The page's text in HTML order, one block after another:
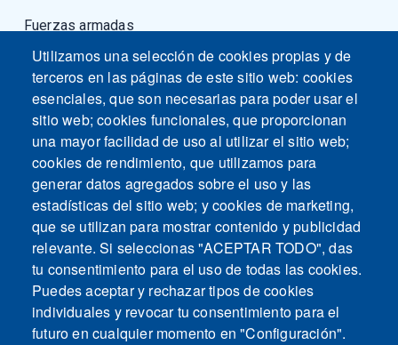
Fuerzas armadas
Utilizamos una selección de cookies propias y de
terceros en las páginas de este sitio web: cookies
esenciales, que son necesarias para poder usar el
sitio web; cookies funcionales, que proporcionan
una mayor facilidad de uso al utilizar el sitio web;
cookies de rendimiento, que utilizamos para
generar datos agregados sobre el uso y las
estadísticas del sitio web; y cookies de marketing,
que se utilizan para mostrar contenido y publicidad
relevante. Si seleccionas "ACEPTAR TODO", das
tu consentimiento para el uso de todas las cookies.
Puedes aceptar y rechazar tipos de cookies
individuales y revocar tu consentimiento para el
futuro en cualquier momento en "Configuración".